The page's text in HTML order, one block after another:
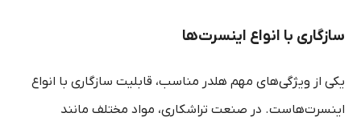
سازگاری با انواع اینسرت‌ها
یکی از ویژگی‌های مهم هلدر مناسب، قابلیت سازگاری با انواع
اینسرت‌هاست. در صنعت تراشکاری، مواد مختلف مانند